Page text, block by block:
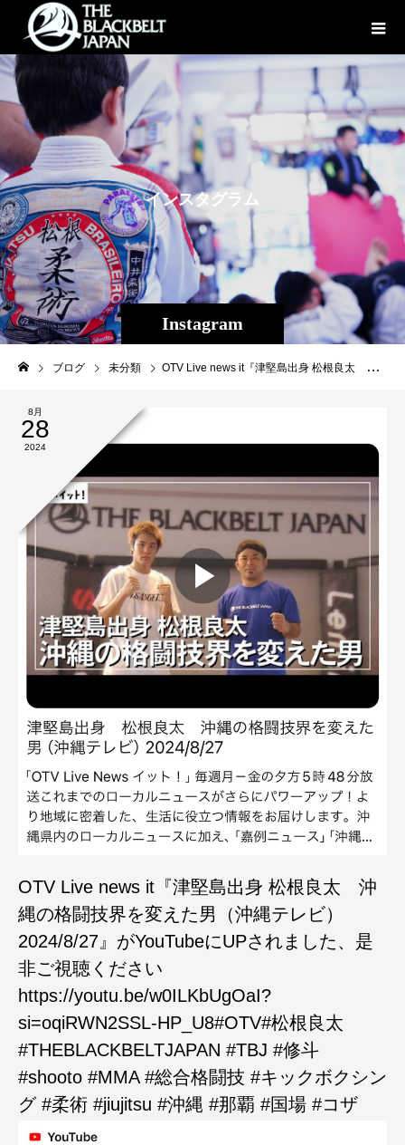
Instagram
インスタグラ ム
ブログ 未分類 OTV Live news it『津堅島出身 松根良太 沖縄の格闘技界を変えた男（沖縄テレビ）2024/8/27』がYouTubeにUPされました、是非ご視聴くださいhttps://youtu.be/w0ILKbUgOaI?si=oqiRWN2SSL-HP_U8#OTV#松根良太#THEBLACKBELTJAPAN #TBJ #修斗 #shooto #MMA #総合格闘技 #キックボクシング #柔術 #jiujitsu #沖縄 #那覇 #国場 #コザ
8月
28
2024
OTV Live news it『津堅島出身 松根良太 沖
縄の格闘技界を変えた男（沖縄テレビ）
2024/8/27』がYouTubeにUPされました、是
非ご視聴ください
https://youtu.be/w0ILKbUgOaI?
si=oqiRWN2SSL-HP_U8#OTV#松根良太
#THEBLACKBELTJAPAN #TBJ #修斗
#shooto #MMA #総合格闘技 #キックボクシン
グ #柔術 #jiujitsu #沖縄 #那覇 #国場 #コザ